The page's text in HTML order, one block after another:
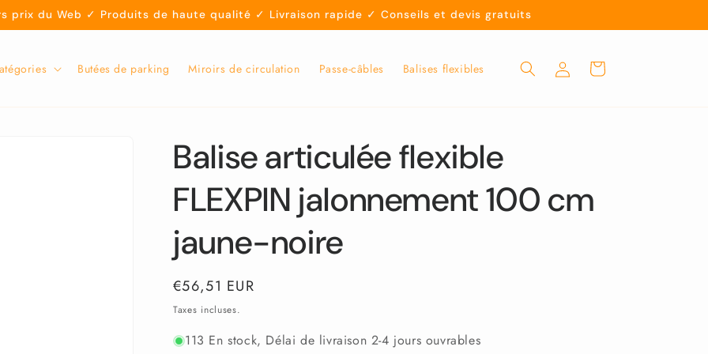
prix du Web ✓ Produits de haute qualité ✓ Livraison rapide ✓ Conseils et devis gratuits
Butées de parking Miroirs de circulation Passe-câbles Balises flexibles Connexion Panier
Balise articulée flexible
FLEXPIN jalonnement 100 cm
jaune-noire
Prix
habituel
€56,51 EUR
Taxes incluses.
113 En stock, Délai de livraison 2-4 jours ouvrables